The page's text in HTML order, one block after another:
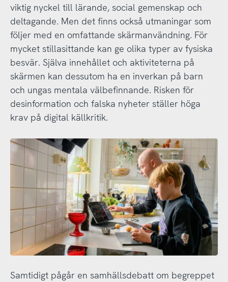
viktig nyckel till lärande, social gemenskap och
deltagande. Men det finns också utmaningar som
följer med en omfattande skärmanvändning. För
mycket stillasittande kan ge olika typer av fysiska
besvär. Själva innehållet och aktiviteterna på
skärmen kan dessutom ha en inverkan på barn
och ungas mentala välbefinnande. Risken för
desinformation och falska nyheter ställer höga
krav på digital källkritik.
Samtidigt pågår en samhällsdebatt om begreppet